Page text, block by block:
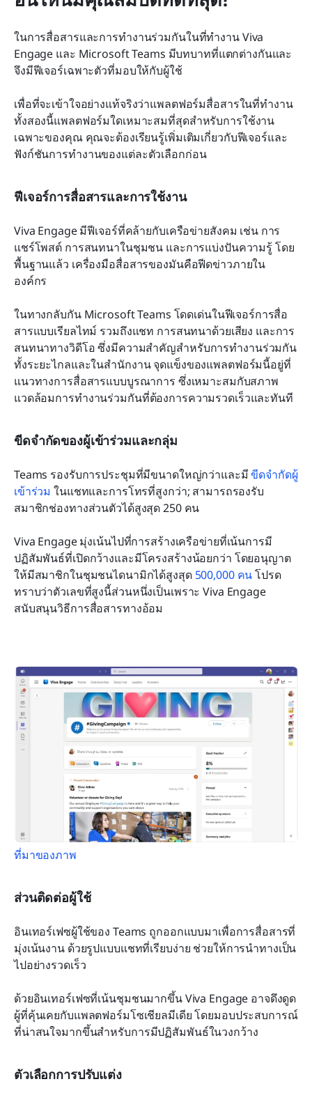
ในการสื่อสารและการทำงานร่วมกันในที่ทำงาน Viva
Engage และ Microsoft Teams มีบทบาทที่แตกต่างกันและ
จึงมีฟีเจอร์เฉพาะตัวที่มอบให้กับผู้ใช้
เพื่อที่จะเข้าใจอย่างแท้จริงว่าแพลตฟอร์มสื่อสารในที่ทำงาน
ทั้งสองนี้แพลตฟอร์มใดเหมาะสมที่สุดสำหรับการใช้งาน
เฉพาะของคุณ คุณจะต้องเรียนรู้เพิ่มเติมเกี่ยวกับฟีเจอร์และ
ฟังก์ชันการทำงานของแต่ละตัวเลือกก่อน
ฟีเจอร์การสื่อสารและการใช้งาน
Viva Engage มีฟีเจอร์ที่คล้ายกับเครือข่ายสังคม เช่น การ
แชร์โพสต์ การสนทนาในชุมชน และการแบ่งปันความรู้ โดย
พื้นฐานแล้ว เครื่องมือสื่อสารของมันคือฟีดข่าวภายใน
องค์กร
ในทางกลับกัน Microsoft Teams โดดเด่นในฟีเจอร์การสื่อ
สารแบบเรียลไทม์ รวมถึงแชท การสนทนาด้วยเสียง และการ
สนทนาทางวิดีโอ ซึ่งมีความสำคัญสำหรับการทำงานร่วมกัน
ทั้งระยะไกลและในสำนักงาน จุดแข็งของแพลตฟอร์มนี้อยู่ที่
แนวทางการสื่อสารแบบบูรณาการ ซึ่งเหมาะสมกับสภาพ
แวดล้อมการทำงานร่วมกันที่ต้องการความรวดเร็วและทันที
ขีดจำกัดของผู้เข้าร่วมและกลุ่ม
Teams รองรับการประชุมที่มีขนาดใหญ่กว่าและมี ขีดจำกัดผู้
เข้าร่วม ในแชทและการโทรที่สูงกว่า; สามารถรองรับ
สมาชิกช่องทางส่วนตัวได้สูงสุด 250 คน
Viva Engage มุ่งเน้นไปที่การสร้างเครือข่ายที่เน้นการมี
ปฏิสัมพันธ์ที่เปิดกว้างและมีโครงสร้างน้อยกว่า โดยอนุญาต
ให้มีสมาชิกในชุมชนไดนามิกได้สูงสุด 500,000 คน โปรด
ทราบว่าตัวเลขที่สูงนี้ส่วนหนึ่งเป็นเพราะ Viva Engage
สนับสนุนวิธีการสื่อสารทางอ้อม
ที่มาของภาพ
ส่วนติดต่อผู้ใช้
อินเทอร์เฟซผู้ใช้ของ Teams ถูกออกแบบมาเพื่อการสื่อสารที่
มุ่งเน้นงาน ด้วยรูปแบบแชทที่เรียบง่าย ช่วยให้การนำทางเป็น
ไปอย่างรวดเร็ว
ด้วยอินเทอร์เฟซที่เน้นชุมชนมากขึ้น Viva Engage อาจดึงดูด
ผู้ที่คุ้นเคยกับแพลตฟอร์มโซเชียลมีเดีย โดยมอบประสบการณ์
ที่น่าสนใจมากขึ้นสำหรับการมีปฏิสัมพันธ์ในวงกว้าง
ตัวเลือกการปรับแต่ง